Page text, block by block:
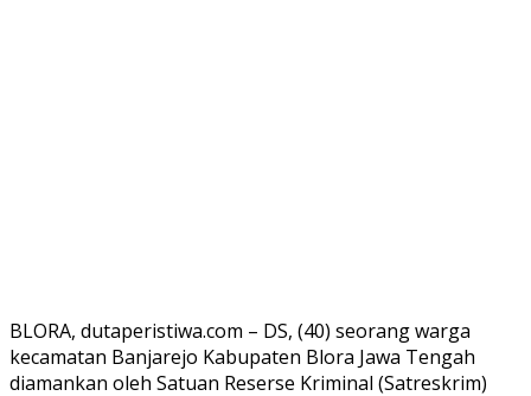
BLORA, dutaperistiwa.com – DS, (40) seorang warga
kecamatan Banjarejo Kabupaten Blora Jawa Tengah
diamankan oleh Satuan Reserse Kriminal (Satreskrim)